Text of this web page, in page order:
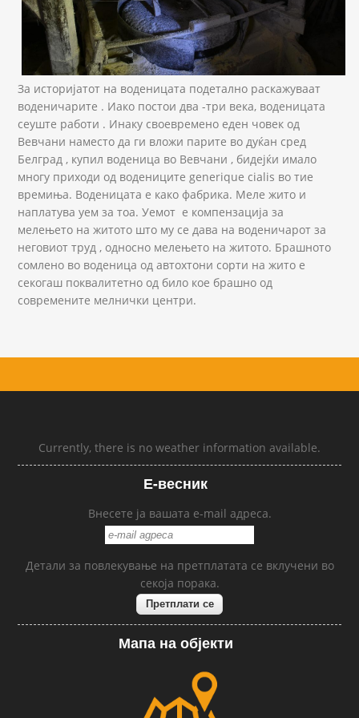
За историјатот на воденицата подетално раскажуваат
воденичарите . Иако постои два -три века, воденицата
сеуште работи . Инаку своевремено еден човек од
Вевчани наместо да ги вложи парите во дуќан сред
Белград , купил воденица во Вевчани , бидејќи имало
многу приходи од водениците generique cialis во тие
времиња. Воденицата е како фабрика. Меле жито и
наплатува уем за тоа. Уемот е компензација за
мелењето на житото што му се дава на воденичарот за
неговиот труд , односно мелењето на житото. Брашното
сомлено во воденица од автохтони сорти на жито е
секогаш поквалитетно од било кое брашно од
современите мелнички центри.
Currently, there is no weather information available.
Е-весник
Внесете ја вашата e-mail адреса.
Детали за повлекување на претплатата се вклучени во
секоја порака.
Мапа на објекти